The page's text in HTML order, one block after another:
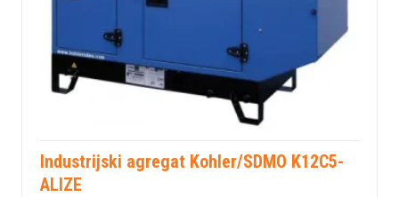
Industrijski agregat Kohler/SDMO K12C5-
ALIZE